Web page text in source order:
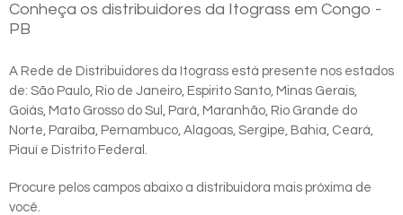
Conheça os distribuidores da Itograss em Congo -
PB
A Rede de Distribuidores da Itograss está presente nos estados
de: São Paulo, Rio de Janeiro, Espirito Santo, Minas Gerais,
Goiás, Mato Grosso do Sul, Pará, Maranhão, Rio Grande do
Norte, Paraíba, Pernambuco, Alagoas, Sergipe, Bahia, Ceará,
Piauí e Distrito Federal.
Procure pelos campos abaixo a distribuidora mais próxima de
você.